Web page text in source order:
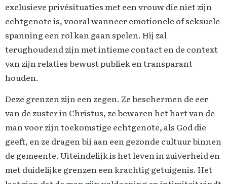
exclusieve privésituaties met een vrouw die niet zijn
echtgenote is, vooral wanneer emotionele of seksuele
spanning een rol kan gaan spelen. Hij zal
terughoudend zijn met intieme contact en de context
van zijn relaties bewust publiek en transparant
houden.
Deze grenzen zijn een zegen. Ze beschermen de eer
van de zuster in Christus, ze bewaren het hart van de
man voor zijn toekomstige echtgenote, als God die
geeft, en ze dragen bij aan een gezonde cultuur binnen
de gemeente. Uiteindelijk is het leven in zuiverheid en
met duidelijke grenzen een krachtig getuigenis. Het